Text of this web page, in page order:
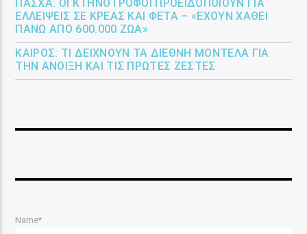
ΠΆΣΧΑ: ΟΙ ΚΤΗΝΟΤΡΌΦΟΙ ΠΡΟΕΙΔΟΠΟΙΟΎΝ ΓΙΑ
ΕΛΛΕΊΨΕΙΣ ΣΕ ΚΡΈΑΣ ΚΑΙ ΦΈΤΑ – «ΈΧΟΥΝ ΧΑΘΕΊ
ΠΆΝΩ ΑΠΌ 600.000 ΖΏΑ»
ΚΑΙΡΌΣ: ΤΙ ΔΕΊΧΝΟΥΝ ΤΑ ΔΙΕΘΝΉ ΜΟΝΤΈΛΑ ΓΙΑ
ΤΗΝ ΆΝΟΙΞΗ ΚΑΙ ΤΙΣ ΠΡΏΤΕΣ ΖΈΣΤΕΣ
Name*